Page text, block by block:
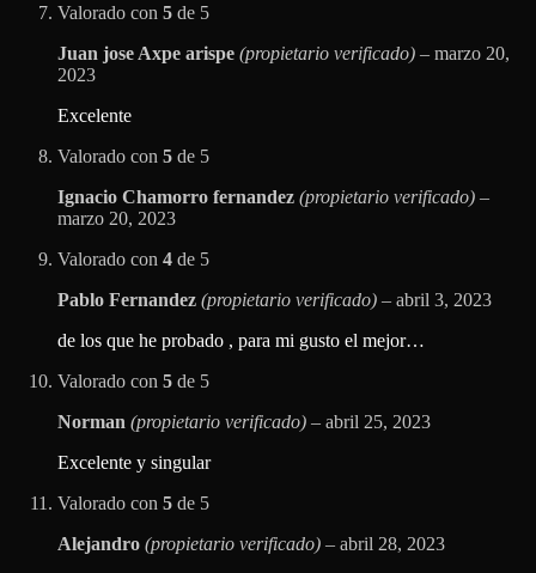
Valorado con 5 de 5
Juan jose Axpe arispe (propietario verificado) – marzo 20,
2023
Excelente
Valorado con 5 de 5
Ignacio Chamorro fernandez (propietario verificado) –
marzo 20, 2023
Valorado con 4 de 5
Pablo Fernandez (propietario verificado) – abril 3, 2023
de los que he probado , para mi gusto el mejor…
Valorado con 5 de 5
Norman (propietario verificado) – abril 25, 2023
Excelente y singular
Valorado con 5 de 5
Alejandro (propietario verificado) – abril 28, 2023